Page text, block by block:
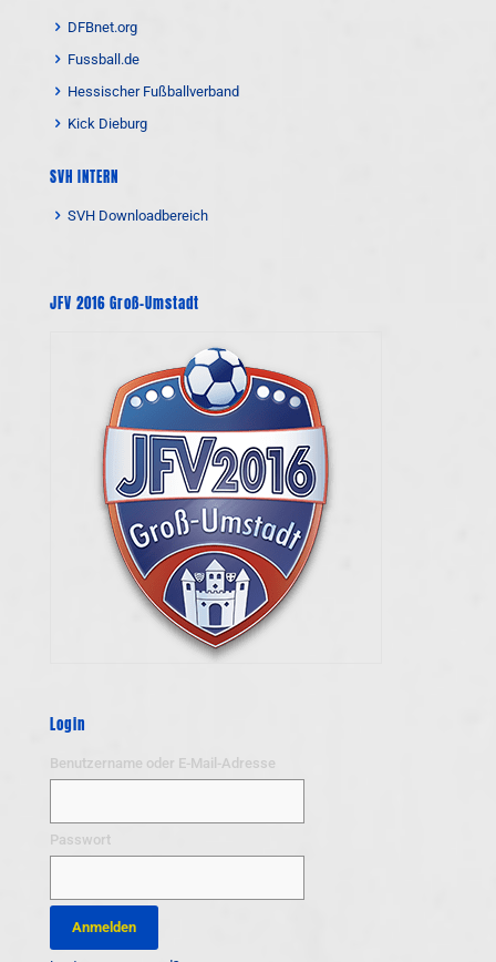
DFBnet.org
Fussball.de
Hessischer Fußballverband
Kick Dieburg
SVH INTERN
SVH Downloadbereich
JFV 2016 Groß-Umstadt
Login
Benutzername oder E-Mail-Adresse
Passwort